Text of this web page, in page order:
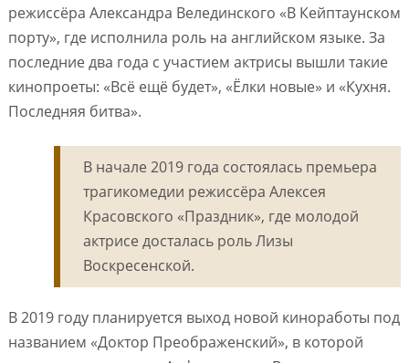
режиссёра Александра Велединского «В Кейптаунском
порту», где исполнила роль на английском языке. За
последние два года с участием актрисы вышли такие
кинопроеты: «Всё ещё будет», «Ёлки новые» и «Кухня.
Последняя битва».
В начале 2019 года состоялась премьера
трагикомедии режиссёра Алексея
Красовского «Праздник», где молодой
актрисе досталась роль Лизы
Воскресенской.
В 2019 году планируется выход новой киноработы под
названием «Доктор Преображенский», в которой